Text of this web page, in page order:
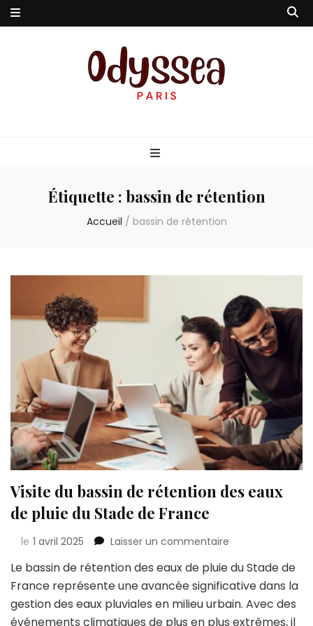
Étiquette : bassin de rétention
Accueil / bassin de rétention
Visite du bassin de rétention des eaux
de pluie du Stade de France
le 1 avril 2025 Laisser un commentaire
du
bassin
de
Le bassin de rétention des eaux de pluie du Stade de
France représente une avancée significative dans la
gestion des eaux pluviales en milieu urbain. Avec des
événements climatiques de plus en plus extrêmes, il